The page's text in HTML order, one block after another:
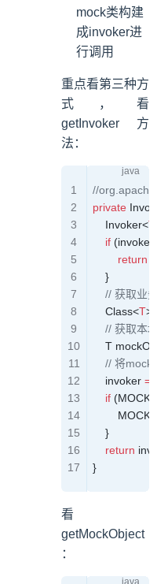
mock类构建
成invoker进
行调用
重点看第三种方
式，看
getInvoker方
法：
//
private Invoker
    Invoker
<T
    if
(invoker
        return
    }
// 获取业务
    Class
<T>
// 获取本
    T
// 将mock
    invoker
=
    if
(
    }
    return
}
看
getMockObject
：